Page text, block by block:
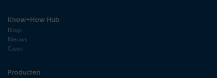
Know+How Hub
Blogs
Nieuws
Cases
Producten